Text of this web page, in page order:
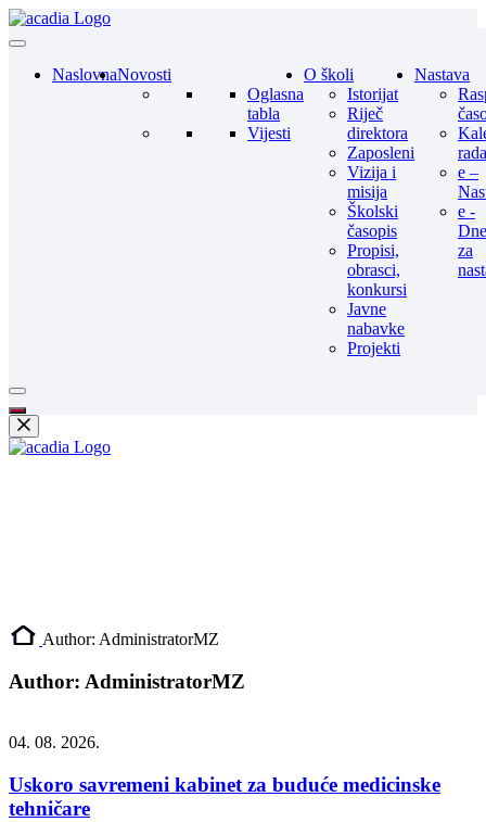
NaslovnaNovosti
Oglasna
tabla
Vijesti
O školi
Istorijat
Riječ
direktora
Zaposleni
Vizija i
misija
Školski
časopis
Propisi,
obrasci,
konkursi
Javne
nabavke
Projekti
Nastava
rada
e –
e -
za
Author: AdministratorMZ
Author: AdministratorMZ
04. 08. 2026.
Uskoro savremeni kabinet za buduće medicinske
tehničare